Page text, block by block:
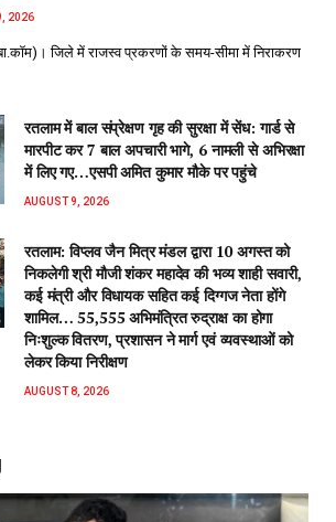
2026
जिले में राजस्व प्रकरणों के समय-सीमा में निराकरण
रतलाम में बाल संप्रेक्षण गृह की सुरक्षा में सेंध: गार्ड से
मारपीट कर 7 बाल अपचारी भागे, 6 नामली से अभिरक्षा
में लिए गए…एसपी अमित कुमार मौके पर पहुंचे
AUGUST 9, 2026
रतलाम: विप्लव जैन मित्र मंडल द्वारा 10 अगस्त को
निकलेगी श्री मौजी शंकर महादेव की भव्य शाही सवारी,
कई मंत्री और विधायक सहित कई दिग्गज नेता होंगे
शामिल… 55,555 अभिमंत्रित रुद्राक्ष का होगा
निःशुल्क वितरण, प्रशासन ने मार्ग एवं व्यवस्थाओं को
लेकर किया निरीक्षण
AUGUST 8, 2026